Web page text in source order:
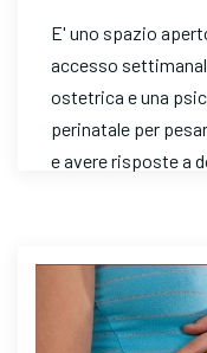
E' uno spazio
accesso
ostetrica e una
perinatale per
e avere risposte a